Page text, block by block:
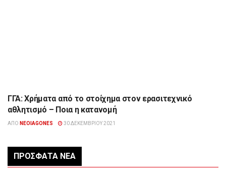
ΑΘΛΗΤΙΣΜΌΣ
ΓΓΑ: Χρήματα από το στοίχημα στον ερασιτεχνικό
αθλητισμό – Ποια η κατανομή
ΑΠΌ NEOIAGONES 30 ΔΕΚΕΜΒΡΊΟΥ 2021
ΠΡΌΣΦΑΤΑ ΝΈΑ